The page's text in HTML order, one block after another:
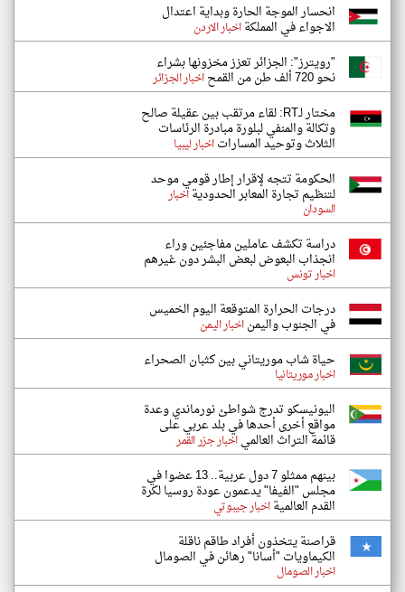
انحسار الموجة الحارة وبداية اعتدال
الاجواء في المملكةاخبار الاردن
"رويترز": الجزائر تعزز مخزونها بشراء
نحو 720 ألف طن من القمح اخبار الجزائر
مختار لـRT: لقاء مرتقب بين عقيلة صالح
وتكالة والمنفي لبلورة مبادرة الرئاسات
الثلاث وتوحيد المساراتاخبار ليبيا
الحكومة تتجه لإقرار إطار قومي موحد
لتنظيم تجارة المعابر الحدوديةاخبار
السودان
دراسة تكشف عاملين مفاجئين وراء
انجذاب البعوض لبعض البشر دون غيرهم
اخبار تونس
درجات الحرارة المتوقعة اليوم الخميس
في الجنوب واليمناخبار اليمن
حياة شاب موريتاني بين كثبان الصحراء
اخبار موريتانيا
اليونيسكو تدرج شواطئ نورماندي وعدة
مواقع أخرى أحدها في بلد عربي على
قائمة التراث العالمياخبار جزر القمر
بينهم ممثلو 7 دول عربية.. 13 عضوا في
مجلس "الفيفا" يدعمون عودة روسيا لكرة
القدم العالميةاخبار جيبوتي
قراصنة يتخذون أفراد طاقم ناقلة
الكيماويات "أسانا" رهائن في الصومال
اخبار الصومال